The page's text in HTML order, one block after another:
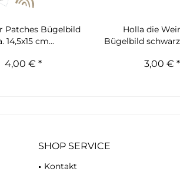
Patches Bügelbild
14,5x15 cm...
4,00 € *
Holla die
Bügelbild schwarz
3,00 € *
SHOP SERVICE
Kontakt